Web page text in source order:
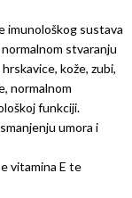
imunološkog sustava
stvaranju
kože, zubi,
normalnom
funkciji.
umora i
vitamina E te